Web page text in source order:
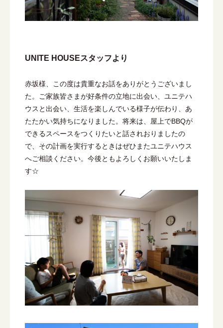
UNITE HOUSEスタッフより
赤坂様、この度は貴重なお話をありがとうございまし
た。ご家族皆さまが好条件の立地に出会い、ユニテハ
ウスと出会い、生活を楽しんでいる様子が伝わり、あ
たたかい気持ちになりました。将来は、屋上でBBQが
できるスペースをつくりたいと話されおりましたの
で、その計画を実行するときはぜひまたユニテハウス
へご相談ください。今後ともよろしくお願いいたしま
す☆